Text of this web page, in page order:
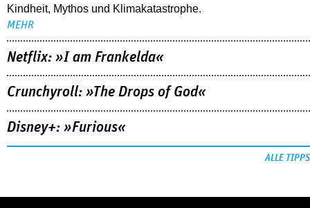
Kindheit, Mythos und Klimakatastrophe.
MEHR
Netflix: »I am Frankelda«
Crunchyroll: »The Drops of God«
Disney+: »Furious«
ALLE TIPPS